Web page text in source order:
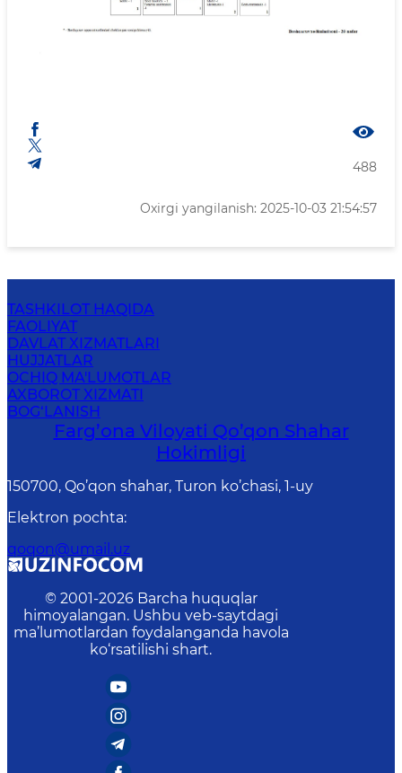
488
Oxirgi yangilanish: 2025-10-03 21:54:57
TASHKILOT HAQIDA
FAOLIYAT
DAVLAT XIZMATLARI
HUJJATLAR
OCHIQ MA'LUMOTLAR
AXBOROT XIZMATI
BOG‘LANISH
Farg’оnа Vilоyati Qo’qon Shahar
Hоkimligi
150700, Qo’qon shahar, Turon ko’chasi, 1-uy
Elektron pochta:
qoqon@umail.uz
© 2001-2026 Barcha huquqlar
himoyalangan. Ushbu veb-saytdagi
ma’lumotlardan foydalanganda havola
ko‘rsatilishi shart.